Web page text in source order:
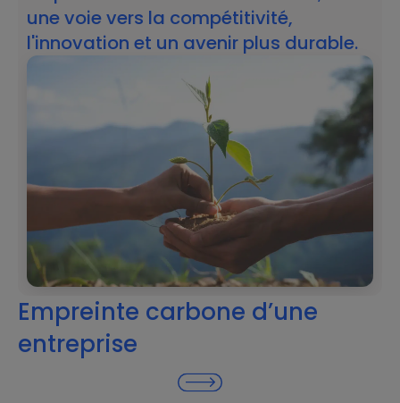
une voie vers la compétitivité,
l'innovation et un avenir plus durable.
Empreinte carbone d’une
entreprise